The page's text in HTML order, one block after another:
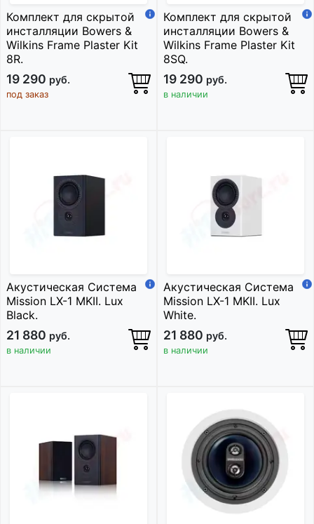
Комплект для скрытой
инсталляции Bowers &
Wilkins Frame Plaster Kit
8R.
19 290 руб.
под заказ
Комплект для скрытой
инсталляции Bowers &
Wilkins Frame Plaster Kit
8SQ.
19 290 руб.
в наличии
Акустическая Система
Mission LX-1 MKII. Lux
Black.
21 880 руб.
в наличии
Акустическая Система
Mission LX-1 MKII. Lux
White.
21 880 руб.
в наличии